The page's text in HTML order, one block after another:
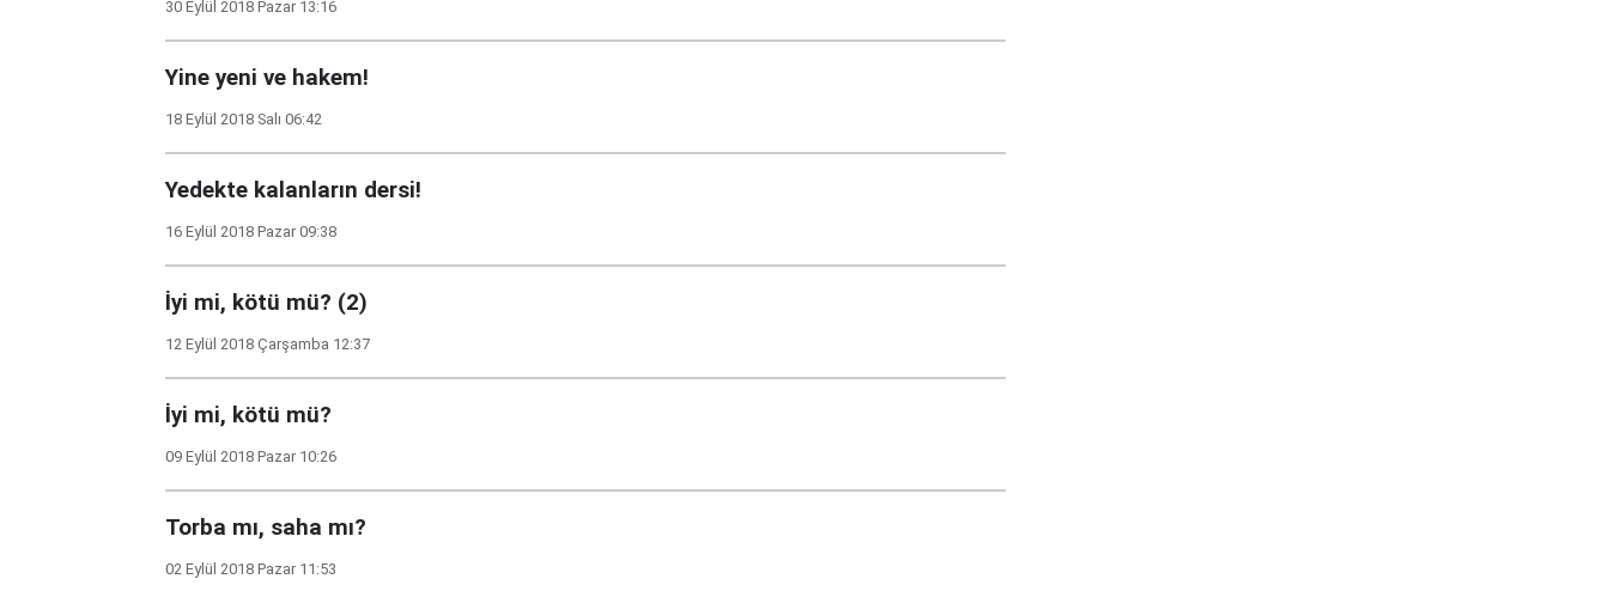
30 Eylül 2018 Pazar 13:16
Yine yeni ve hakem!
18 Eylül 2018 Salı 06:42
Yedekte kalanların dersi!
16 Eylül 2018 Pazar 09:38
İyi mi, kötü mü? (2)
12 Eylül 2018 Çarşamba 12:37
İyi mi, kötü mü?
09 Eylül 2018 Pazar 10:26
Torba mı, saha mı?
02 Eylül 2018 Pazar 11:53